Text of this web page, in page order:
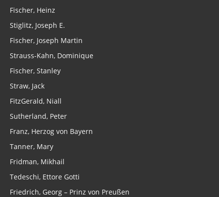
Fischer, Heinz
Stiglitz, Joseph E.
Fischer, Joseph Martin
Strauss-Kahn, Dominique
Fischer, Stanley
Straw, Jack
FitzGerald, Niall
Sutherland, Peter
Franz, Herzog von Bayern
Tanner, Mary
Fridman, Mikhail
Tedeschi, Ettore Gotti
Friedrich, Georg – Prinz von Preußen